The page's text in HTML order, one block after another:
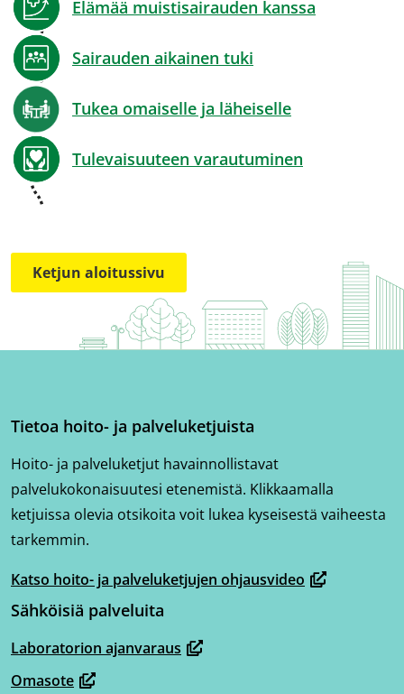
Elämää muistisairauden kanssa
Sairauden aikainen tuki
Tukea omaiselle ja läheiselle
Tulevaisuuteen varautuminen
Ketjun aloitussivu
Tietoa hoito- ja palveluketjuista
Hoito- ja palveluketjut havainnollistavat
palvelukokonaisuutesi etenemistä. Klikkaamalla
ketjuissa olevia otsikoita voit lukea kyseisestä vaiheesta
tarkemmin.
Katso hoito- ja palveluketjujen ohjausvideo
(avautuu
uuteen
ikkunaan,
Sähköisiä palveluita
Laboratorion ajanvaraus
(avautuu
uuteen
Omasote